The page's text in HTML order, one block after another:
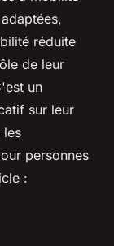
réduite
de leur
un
sur leur
les
personnes
: